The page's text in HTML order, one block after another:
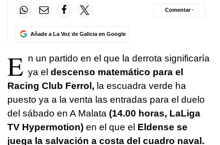
Añade a La Voz de Galicia en Google
Comentar ·
E n un partido en el que la derrota significaría
ya el descenso matemático para el
Racing Club Ferrol, la escuadra verde ha
puesto ya a la venta las entradas para el duelo
del sábado en A Malata (14.00 horas, LaLiga
TV Hypermotion) en el que el Eldense se
juega la salvación a costa del cuadro naval.